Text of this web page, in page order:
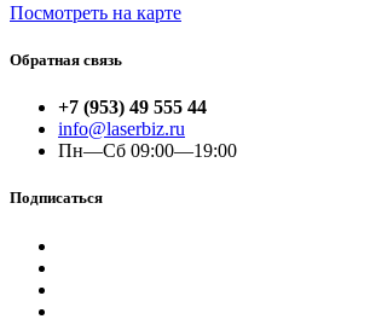
Посмотреть на карте
Обратная связь
+7 (953) 49 555 44
info@laserbiz.ru
Пн—Сб 09:00—19:00
Подписаться